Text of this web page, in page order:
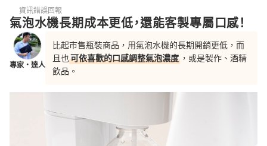
氣泡水機可以打飲料嗎？參考簡單的氣泡飲食譜
製作好喝氣泡水的訣竅——用夠冰的冰水
飲用頻率不高者也可參考現成品
資訊錯誤回報
氣泡水機長期成本更低，還能客製專屬口感！
專家・達人
比起市售瓶裝商品，用氣泡水機的長期開銷更低，而
且也可依喜歡的口感調整氣泡濃度 ，或是製作、酒精
飲品。